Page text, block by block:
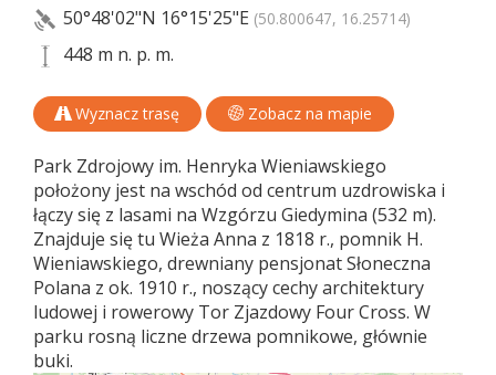
50°48'02"N 16°15'25"E (50.800647, 16.25714)
448 m n. p. m.
Wyznacz trasę Zobacz na mapie
Park Zdrojowy im. Henryka Wieniawskiego
położony jest na wschód od centrum uzdrowiska i
łączy się z lasami na Wzgórzu Giedymina (532 m).
Znajduje się tu Wieża Anna z 1818 r., pomnik H.
Wieniawskiego, drewniany pensjonat Słoneczna
Polana z ok. 1910 r., noszący cechy architektury
ludowej i rowerowy Tor Zjazdowy Four Cross. W
parku rosną liczne drzewa pomnikowe, głównie
buki.